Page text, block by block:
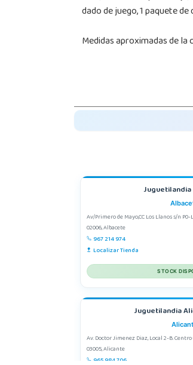
dado de juego, 1 paquete
Medidas aproximadas de la
Av/Primero de Mayo,CC Los Llanos s/n
02006, Albacete
967 214 974
Localizar Tienda
STOCK
Juguetilandia
Av. Doctor Jimenez Diaz, Local 2-B.
03005, Alicante
965 984 706